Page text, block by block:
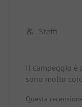
Steffi
Il campeggio è
sono molto
sogno.
Questa